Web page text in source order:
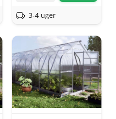
3-4 uger